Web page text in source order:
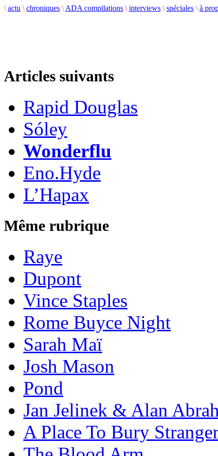
\ actu \ chroniques \ ADA compilations \ interviews \ spéciales \ à
Articles suivants
Rapid Douglas
Sóley
Wonderflu
Eno.Hyde
L’Hapax
Même rubrique
Raye
Dupont
Vince Staples
Rome Buyce Night
Sarah Maï
Josh Mason
Pond
Jan Jelinek & Alan
A Place To Bury